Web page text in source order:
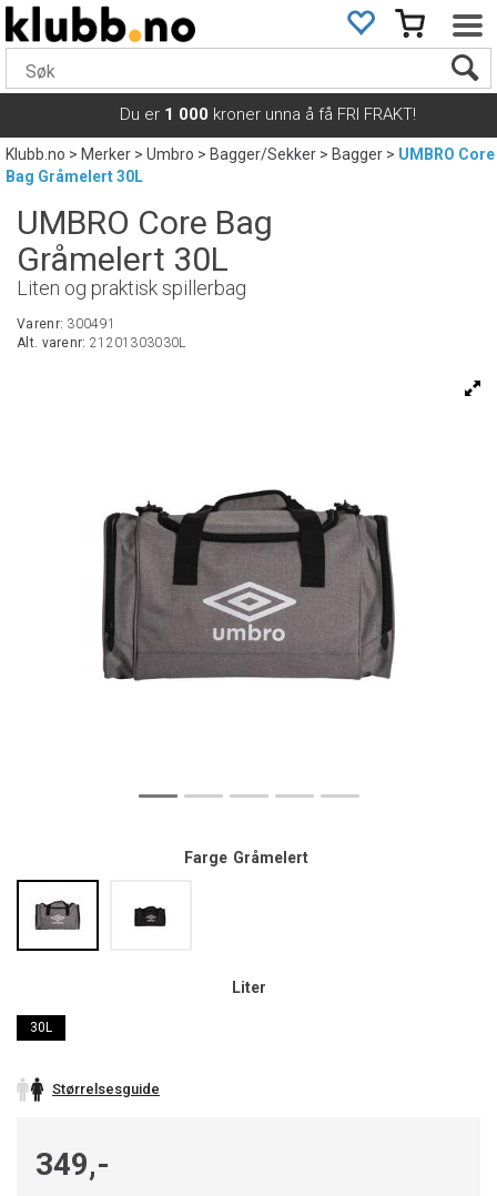
Du er 1 000 kroner unna å få FRI FRAKT!
Klubb.no>Merker>Umbro>Bagger/Sekker>Bagger>UMBRO Core
Bag Gråmelert 30L
UMBRO Core Bag
Gråmelert 30L
Liten og praktisk spillerbag
Varenr: 300491
Alt. varenr: 21201303030L
Farge Gråmelert
Liter
30L
Størrelsesguide
349,-